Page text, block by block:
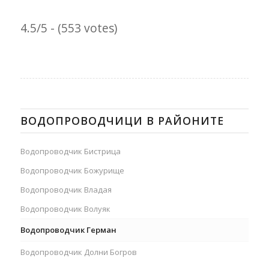
4.5/5 - (553 votes)
ВОДОПРОВОДЧИЦИ В РАЙОНИТЕ
Водопроводчик Бистрица
Водопроводчик Божурище
Водопроводчик Владая
Водопроводчик Волуяк
Водопроводчик Герман
Водопроводчик Долни Богров